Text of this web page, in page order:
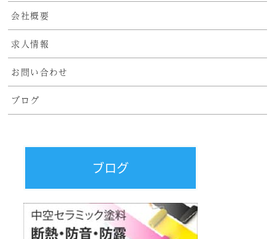
会社概要
求人情報
お問い合わせ
ブログ
ブログ